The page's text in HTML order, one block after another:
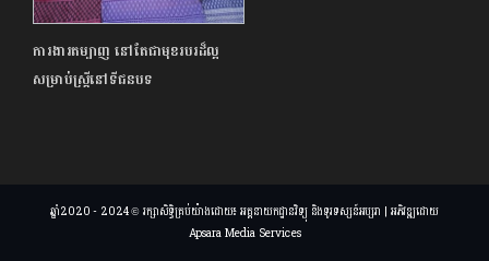
ការងារតម្បាញ នៅតែជាមុខរបរដ៏ល្អ
សម្រាប់ស្ត្រីនៅទីជនបទ
ឆ្នាំ2020 - 2024 © រក្សាសិទ្ធិគ្រប់យ៉ាងដោយ៖ អគ្គនាយកដ្ឋានវិទ្យុ និងទូរទស្សន៍អប្សរា | អភិវឌ្ឍដោយ
Apsara Media Services